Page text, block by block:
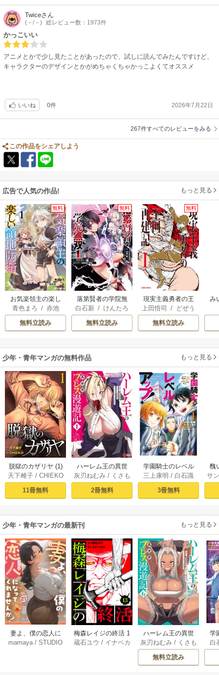
Twiceさん
(－/－) 総レビュー数：1973件
かっこいい
アニメとかで少し見たことがあったので、試しに読んでみたんですけど、
キャラクターのデザインとかがめちゃくちゃかっこよくてオススメ
いいね 0件 2026年7月22日
267件すべてのレビューをみる
この作品をシェアしよう
広告で人気の作品! もっと見る
無料
お気楽領主の楽し
い領地防衛
青色まろ / 赤池
宗/転
無料立読み
無料
落第賢者の学院無
双 ～二度目の転
生、Sランクチート
魔術師冒険録～
白石新 / けんたろ
う/魚デニム
無料立読み
無料
現実主義勇者の王
国再建記
上田悟司 / どぜう
丸
/ 冬ゆき
無料立読み
み
少年・青年マンガの無料作品 もっと見る
脱獄のカザリヤ (1)
天下雌子/ CHIEKO
11冊無料
ハーレム王の異世
界プレス漫遊記 ～
最強無双のおじさ
んはあらゆる種族
ミック） 1巻
灰刃ねむみ / くさも
2冊無料
学園騎士のレベル
アップ！レベル100
0超えの転生者、落
ちこぼれクラスに
（コミック） ： 1
三上康明 / 白石識
3冊無料
醜
同
サ
少年・青年マンガの最新刊 もっと見る
妻よ、僕の恋人に
なってくれません
mamaya/STUDIO
梅森レイジの終活 1
3巻
蔵石ユウ / イナベカ
ハーレム王の異世
界プレス漫遊記 ～
最強無双のおじさ
んはあらゆる種族
灰刃ねむみ / くさも
ち
無料立読み
学
ア
白